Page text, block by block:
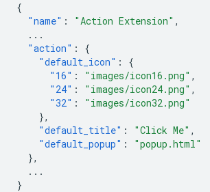
{
"name" : "Action Extension" ,
...
"action" :
{
"default_icon" : {
"16" : "images/icon16.png" ,
"24" : "images/icon24.png" ,
"32" : "images/icon32.png"
},
"default_title" : "Click Me" ,
"default_popup" : "popup.html"
},
...
}